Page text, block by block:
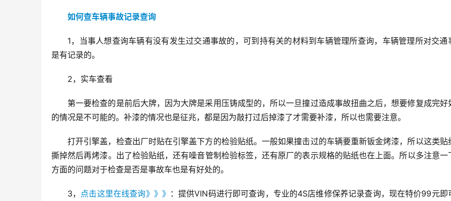
如何查车辆事故记录查询
1，当事人想查询车辆有没有发生过交通事故的，可到持有关的材料到车辆管理所查询，车辆管理所对交通
是有记录的。
2，实车查看
第一要检查的是前后大牌，因为大牌是采用压铸成型的，所以一旦撞过造成事故扭曲之后，想要修复成完好
的情况是不可能的。补漆的情况也是征兆，都是因为敲打过后掉漆了才需要补漆，所以也需要注意。
打开引擎盖，检查出厂时贴在引擎盖下方的检验贴纸。一般如果撞击过的车辆要重新钣金烤漆，所以这类贴
撕掉然后再烤漆。出了检验贴纸，还有噪音管制检验标签，还有原厂的表示规格的贴纸也在上面。所以多注意一
方面的问题对于检查是否是事故车也是有好处的。
3， 点击这里在线查询》》》 ：提供VIN码进行即可查询，专业的4S店维修保养记录查询，现在特价99元即